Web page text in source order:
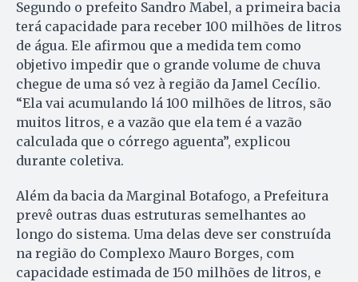
Segundo o prefeito Sandro Mabel, a primeira bacia
terá capacidade para receber 100 milhões de litros
de água. Ele afirmou que a medida tem como
objetivo impedir que o grande volume de chuva
chegue de uma só vez à região da Jamel Cecílio.
“Ela vai acumulando lá 100 milhões de litros, são
muitos litros, e a vazão que ela tem é a vazão
calculada que o córrego aguenta”, explicou
durante coletiva.
Além da bacia da Marginal Botafogo, a Prefeitura
prevê outras duas estruturas semelhantes ao
longo do sistema. Uma delas deve ser construída
na região do Complexo Mauro Borges, com
capacidade estimada de 150 milhões de litros, e